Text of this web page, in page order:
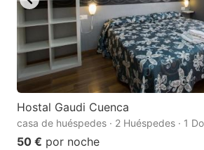
Hostal Gaudi Cuenca
casa de huéspedes · 2 Huéspedes · 1
50 € por noche